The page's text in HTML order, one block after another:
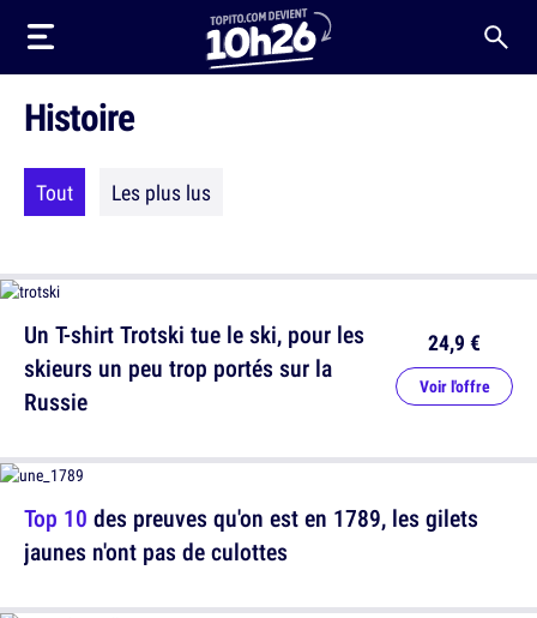
Histoire
Tout Les plus lus
Un T-shirt Trotski tue le ski, pour les
skieurs un peu trop portés sur la
Russie
24,9 €
Voir l'offre
Top 10 des preuves qu'on est en 1789, les gilets
jaunes n'ont pas de culottes